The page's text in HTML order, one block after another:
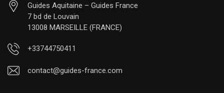
Guides Aquitaine – Guides France
7 bd de Louvain
13008 MARSEILLE (FRANCE)
+33744750411
contact@guides-france.com